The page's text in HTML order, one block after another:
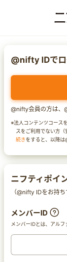
@nifty IDで
@nifty会員の方は、
※法人コンテンツコース
スをご利用でない方（
続きをすると、以降は
ニフティポイ
（@nifty IDをお持ち
メンバーID
メンバーIDとは、アルフ